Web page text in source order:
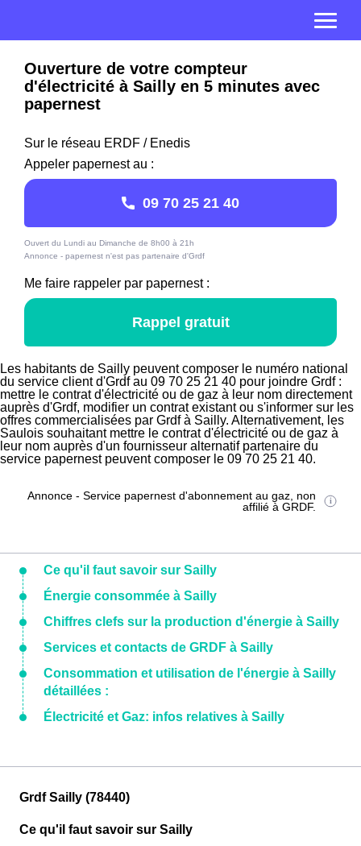
Ouverture de votre compteur
d'électricité à Sailly en 5 minutes avec
papernest
Sur le réseau ERDF / Enedis
Appeler papernest au :
09 70 25 21 40
Ouvert du Lundi au Dimanche de 8h00 à 21h
Annonce - papernest n'est pas partenaire d'Grdf
Me faire rappeler par papernest :
Rappel gratuit
Les habitants de Sailly peuvent composer le numéro national
du service client d'Grdf au 09 70 25 21 40 pour joindre Grdf :
mettre le contrat d'électricité ou de gaz à leur nom directement
auprès d'Grdf, modifier un contrat existant ou s'informer sur les
offres commercialisées par Grdf à Sailly. Alternativement, les
Saulois souhaitant mettre le contrat d'électricité ou de gaz à
leur nom auprès d'un fournisseur alternatif partenaire du
service papernest peuvent composer le 09 70 25 21 40.
Annonce - Service papernest d'abonnement au gaz, non
affilié à GRDF.
Ce qu'il faut savoir sur Sailly
Énergie consommée à Sailly
Chiffres clefs sur la production d'énergie à Sailly
Services et contacts de GRDF à Sailly
Consommation et utilisation de l'énergie à Sailly
détaillées :
Électricité et Gaz: infos relatives à Sailly
Grdf Sailly (78440)
Ce qu'il faut savoir sur Sailly